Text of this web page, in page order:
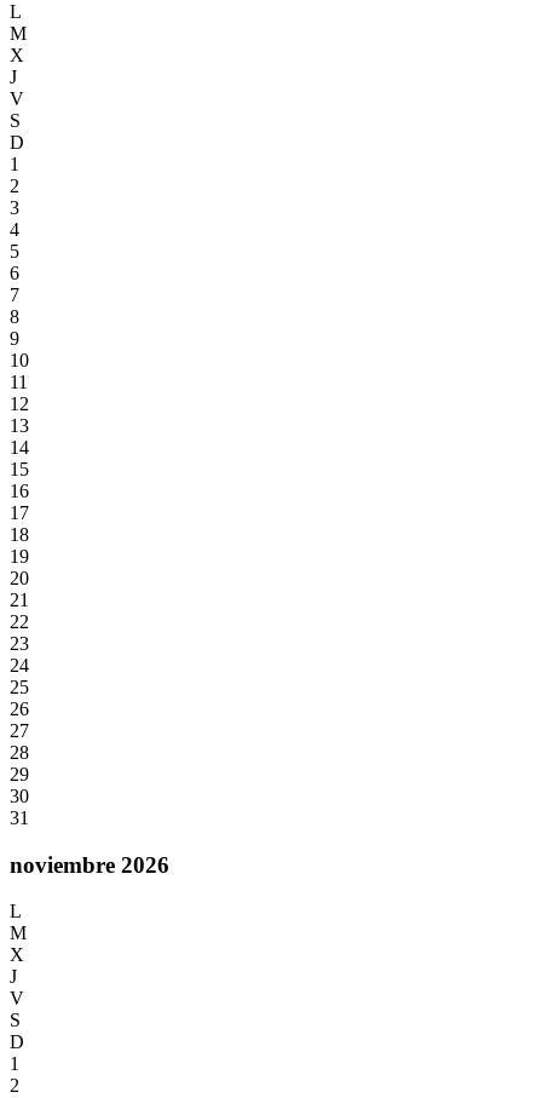
L
M
X
J
V
S
D
1
2
3
4
5
6
7
8
9
10
11
12
13
14
15
16
17
18
19
20
21
22
23
24
25
26
27
28
29
30
31
noviembre 2026
L
M
X
J
V
S
D
1
2